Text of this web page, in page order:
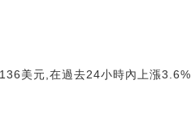
美元,在過去24小時內上漲3.6%.